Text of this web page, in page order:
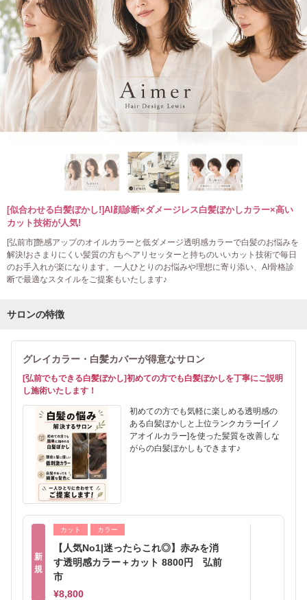
[似合わせる白髪ぼかし!]AI顔診断×ダメージレス白髪ぼかしカラー×高い
カット技術が人気!
[弘前市]艶感アップのオイルカラーと低ダメージ透明感カラーで白髪のお悩みを
解決!おさまりにくい髪質の方もヘアリセッターと持ちのいいカット技術で毎日
のお手入れが楽になります。一人ひとりのお悩みや理想に寄り添い、AI骨格診
断で最適なスタイルをご提案もいたします♪
サロンの特徴
グレイカラー・白髪カバーが得意なサロン
[弘前でもできる白髪ぼかし]初めての方でも白髪ぼかしを丁寧にご説明
し施術いたします！
初めての方でも気軽に楽しめる透明感の
ある白髪ぼかしと上位ランクカラー[イノ
アオイルカラー]を使った髪質を改善しな
がらの白髪ぼかしもできます♪
新
規
カット カラー
【人気No1|迷ったらこれ◎】赤みを消
す透明感カラー＋カット 8800円 弘前
市
¥8,800